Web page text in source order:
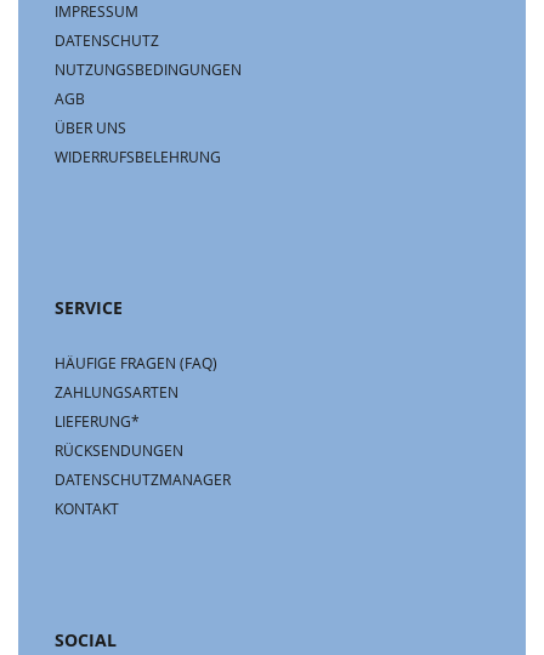
IMPRESSUM
DATENSCHUTZ
NUTZUNGSBEDINGUNGEN
AGB
ÜBER UNS
WIDERRUFSBELEHRUNG
SERVICE
HÄUFIGE FRAGEN (FAQ)
ZAHLUNGSARTEN
LIEFERUNG*
RÜCKSENDUNGEN
DATENSCHUTZMANAGER
KONTAKT
SOCIAL